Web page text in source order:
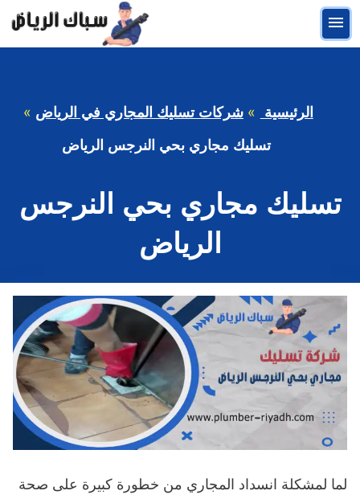
التجاوز
إلى القائمة
الرئيسية شركات تسليك المجاري في الرياض
تسليك مجاري بحي النرجس الرياض
تسليك مجاري بحي النرجس
الرياض
لما لمشكلة انسداد المجاري من خطورة كبيرة على صحة